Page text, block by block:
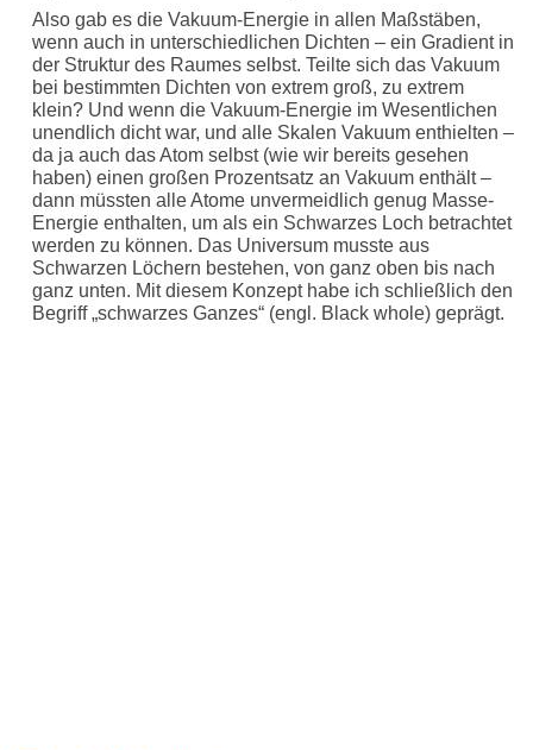
Also gab es die Vakuum-Energie in allen Maßstäben,
wenn auch in unterschiedlichen Dichten – ein Gradient in
der Struktur des Raumes selbst. Teilte sich das Vakuum
bei bestimmten Dichten von extrem groß, zu extrem
klein? Und wenn die Vakuum-Energie im Wesentlichen
unendlich dicht war, und alle Skalen Vakuum enthielten –
da ja auch das Atom selbst (wie wir bereits gesehen
haben) einen großen Prozentsatz an Vakuum enthält –
dann müssten alle Atome unvermeidlich genug Masse-
Energie enthalten, um als ein Schwarzes Loch betrachtet
werden zu können. Das Universum musste aus
Schwarzen Löchern bestehen, von ganz oben bis nach
ganz unten. Mit diesem Konzept habe ich schließlich den
Begriff „schwarzes Ganzes“ (engl. Black whole) geprägt.